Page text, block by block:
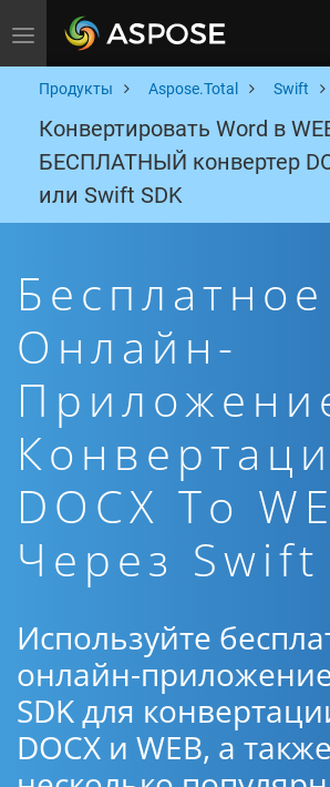
Toggle navigation
Продукты Aspose.Total Swift
Конвертировать Word в
БЕСПЛАТНЫЙ конвертер
или Swift SDK
Бесплатное
Онлайн-
DOCX To
Через Swift
Используйте
онлайн-
SDK для
DOCX и WEB, а